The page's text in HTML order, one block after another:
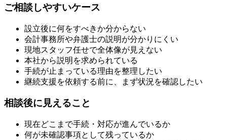
ご相談しやすいケース
設立後に何をすべきか分からない
会計事務所や弁護士の説明が分かりにくい
現地スタッフ任せで全体像が見えない
本社から説明を求められている
手続が止まっている理由を整理したい
継続支援を依頼する前に、まず状況を確認したい
相談後に見えること
現在どこまで手続・対応が進んでいるか
何が未確認事項として残っているか